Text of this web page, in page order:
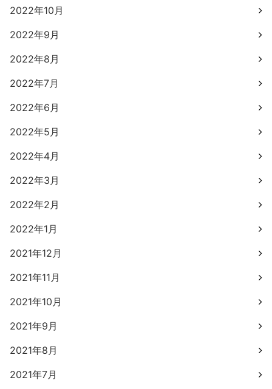
2022年10月
2022年9月
2022年8月
2022年7月
2022年6月
2022年5月
2022年4月
2022年3月
2022年2月
2022年1月
2021年12月
2021年11月
2021年10月
2021年9月
2021年8月
2021年7月